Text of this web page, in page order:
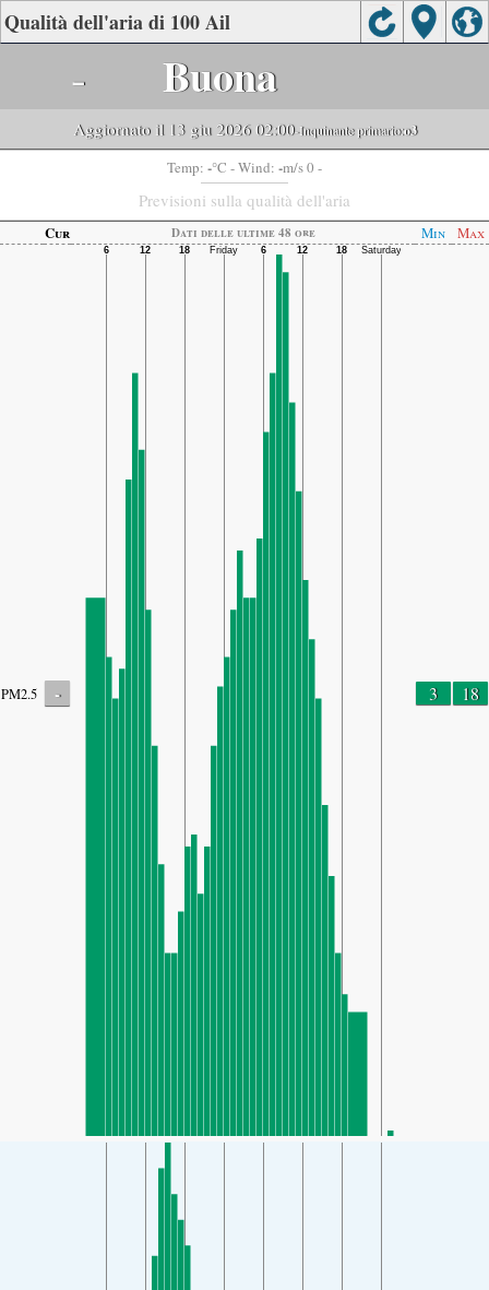
Qualità dell'aria di 100 Ail
- Buona
Aggiornato il 13 giu 2026 02:00-Inquinante primario:o3
Temp: -°C - Wind: -m/s 0 -
Previsioni sulla qualità dell'aria
Cur Dati delle ultime 48 ore Min Max
PM2.5 - 3 18